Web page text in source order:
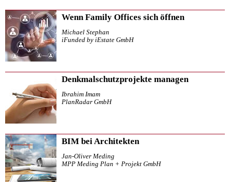
Wenn Family Offices sich öffnen
Michael Stephan
iFunded by iEstate GmbH
Denkmalschutzprojekte managen
Ibrahim Imam
PlanRadar GmbH
BIM bei Architekten
Jan-Oliver Meding
MPP Meding Plan + Projekt GmbH